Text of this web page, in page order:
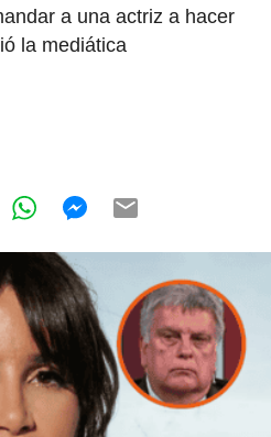
a una actriz a hacer
la mediática